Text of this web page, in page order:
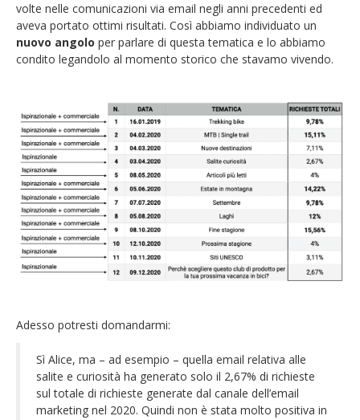
volte nelle comunicazioni via email negli anni precedenti ed
aveva portato ottimi risultati. Così abbiamo individuato un
nuovo angolo per parlare di questa tematica e lo abbiamo
condito legandolo al momento storico che stavamo vivendo.
Adesso potresti domandarmi:
Sì Alice, ma – ad esempio – quella email relativa alle
salite e curiosità ha generato solo il 2,67% di richieste
sul totale di richieste generate dal canale dell’email
marketing nel 2020. Quindi non è stata molto positiva in